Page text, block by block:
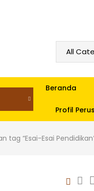
Beranda
Profil
tag “Esai-Esai